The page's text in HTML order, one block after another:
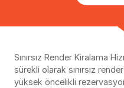
Sınırsız Render Kiralama
sürekli olarak sınırsız
yüksek öncelikli